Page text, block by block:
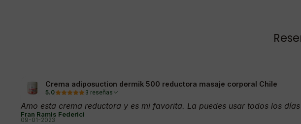
Crema adiposuction dermik 500 reductora masaje corporal Chile
5.0 3 reseñas
Amo esta crema reductora y es mi favorita. La puedes usar todos los
Fran Ramis Federici
09-01-2023